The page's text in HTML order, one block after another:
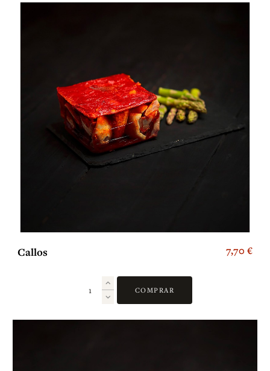
Callos 7,70 €
COMPRAR